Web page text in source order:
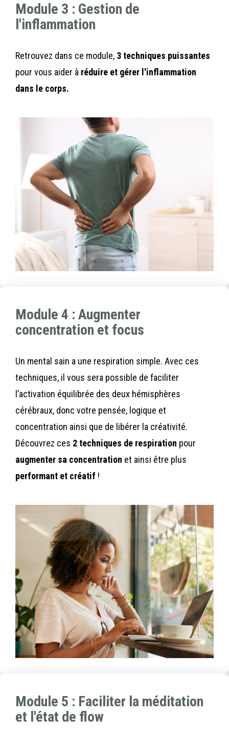
Module 3 : Gestion de
l'inflammation
Retrouvez dans ce module, 3 techniques puissantes
pour vous aider à réduire et gérer l'inflammation
dans le corps.
Module 4 : Augmenter
concentration et focus
Un mental sain a une respiration simple. Avec ces
techniques, il vous sera possible de faciliter
l’activation équilibrée des deux hémisphères
cérébraux, donc votre pensée, logique et
concentration ainsi que de libérer la créativité.
Découvrez ces 2 techniques de respiration pour
augmenter sa concentration et ainsi être plus
performant et créatif !
Module 5 : Faciliter la méditation
et l'état de flow